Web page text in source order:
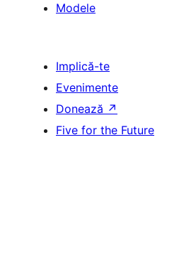
Modele
Implică-te
Evenimente
Donează ↗
Five for the Future